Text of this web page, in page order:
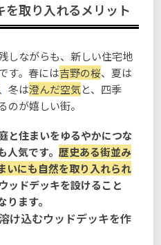
を取り入れるメリット
しながらも、新しい住宅地
す。春には吉野の桜、夏は
冬は澄んだ空気と、四季
のが嬉しい街。
と住まいをゆるやかにつな
人気です。歴史ある街並み
いにも自然を取り入れられ
ッドデッキを設けること
ます。
け込むウッドデッキを作